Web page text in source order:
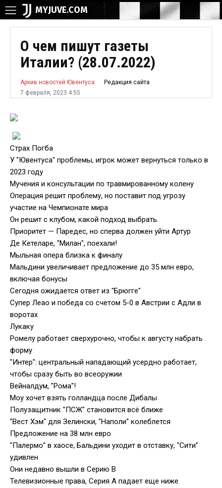
MYJUVE.COM
О чем пишут газеты
Италии? (28.07.2022)
Архив новостей Ювентуса
Редакция сайта
7 февраля, 2023 4:55
Страх Погба
У "Ювентуса" проблемы, игрок может вернуться только в
2023 году
Мучения и консультации по травмированному колену
Операция решит проблему, но поставит под угрозу
участие на Чемпионате мира
Он решит с клубом, какой подход выбрать.
Приоритет — Паредес, но сперва должен уйти Артур
Де Кетеларе, "Милан", поехали!
Мыльная опера близка к финалу
Мальдини увеличивает предложение до 35 млн евро,
включая бонусы
Сегодня ожидается ответ из "Брюгге"
Супер Леао и победа со счетом 5-0 в Австрии с Адли в
воротах
Лукаку
Ромелу работает сверхурочно, чтобы к августу набрать
форму
"Интер": центральный нападающий усердно работает,
чтобы сразу быть во всеоружии
Вейналдум, "Рома"!
Моу хочет взять голландца после Дибалы
Полузащитник "ПСЖ" становится всё ближе
"Вест Хэм" для Зелински, "Наполи" колеблется
Предложение на 38 млн евро
"Палермо" в хаосе, Бальдини уходит в отставку, "Сити"
удивлен
Они недавно вышли в Серию В
Телевизионные права, Серия А падает еще ниже